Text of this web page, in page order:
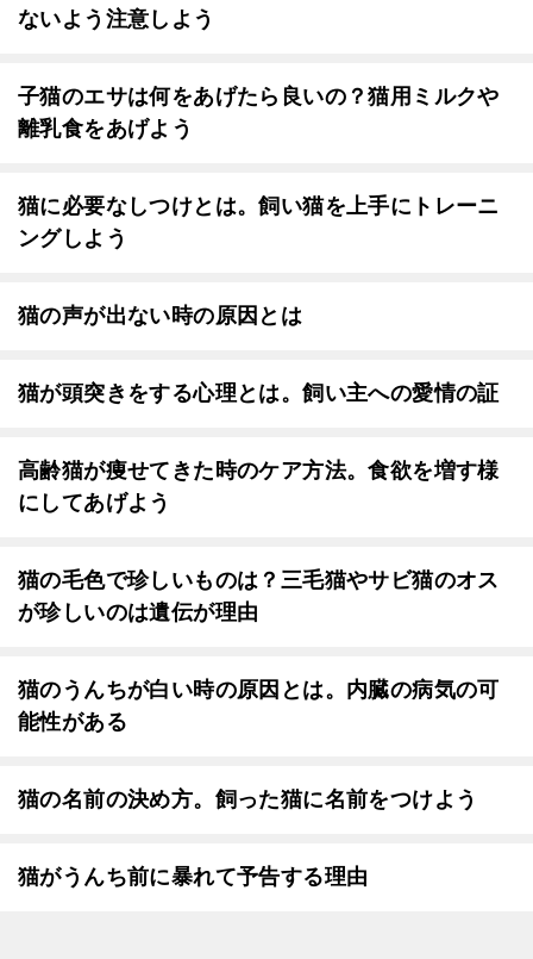
ないよう注意しよう
子猫のエサは何をあげたら良いの？猫用ミルクや
離乳食をあげよう
猫に必要なしつけとは。飼い猫を上手にトレーニ
ングしよう
猫の声が出ない時の原因とは
猫が頭突きをする心理とは。飼い主への愛情の証
高齢猫が痩せてきた時のケア方法。食欲を増す様
にしてあげよう
猫の毛色で珍しいものは？三毛猫やサビ猫のオス
が珍しいのは遺伝が理由
猫のうんちが白い時の原因とは。内臓の病気の可
能性がある
猫の名前の決め方。飼った猫に名前をつけよう
猫がうんち前に暴れて予告する理由